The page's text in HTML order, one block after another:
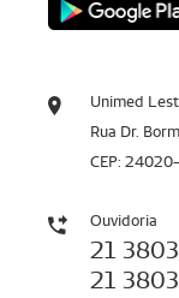
Unimed
Rua Dr.
CEP:
Ouvidoria
21
21